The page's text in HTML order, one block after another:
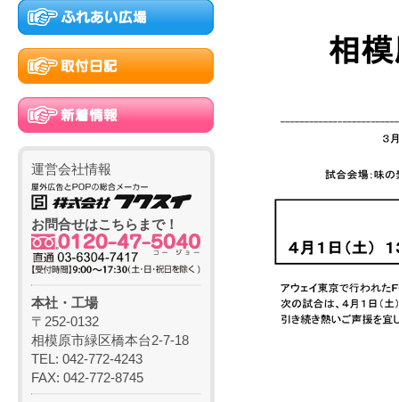
運営会社情報
お問合せはこちらまで！
本社・工場
〒252-0132
相模原市緑区橋本台2-7-18
TEL: 042-772-4243
FAX: 042-772-8745